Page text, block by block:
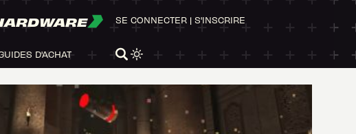
D'ACHAT
SE CONNECTER | S'INSCRIRE